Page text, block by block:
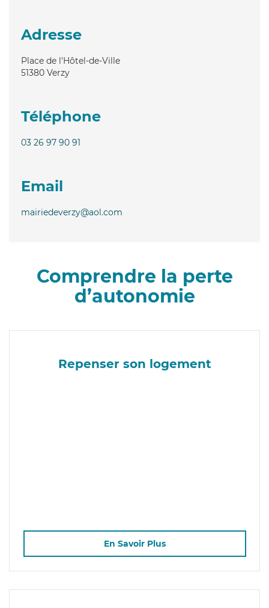
Adresse
Place de l'Hôtel-de-Ville
51380 Verzy
Téléphone
03 26 97 90 91
Email
mairiedeverzy@aol.com
Comprendre la perte
d’autonomie
Repenser son logement
En Savoir Plus